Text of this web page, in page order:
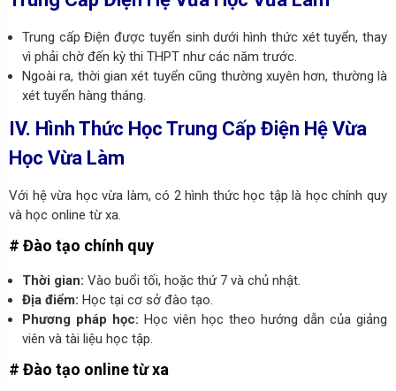
Trung cấp Điện được tuyển sinh dưới hình thức xét tuyển, thay
vì phải chờ đến kỳ thi THPT như các năm trước.
Ngoài ra, thời gian xét tuyển cũng thường xuyên hơn, thường là
xét tuyển hàng tháng.
IV. Hình Thức Học Trung Cấp Điện Hệ Vừa
Học Vừa Làm
Với hệ vừa học vừa làm, có 2 hình thức học tập là học chính quy
và học online từ xa.
# Đào tạo chính quy
Thời gian: Vào buổi tối, hoặc thứ 7 và chủ nhật.
Địa điểm: Học tại cơ sở đào tạo.
Phương pháp học: Học viên học theo hướng dẫn của giảng
viên và tài liệu học tập.
# Đào tạo online từ xa